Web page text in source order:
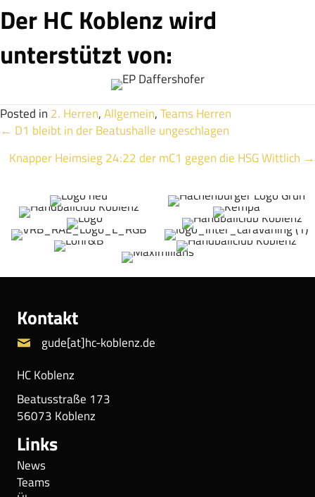
Der HC Koblenz wird
unterstützt von:
Posted in 2. Herren,Allgemein,Teams Herren
Posts
navigation
← D1 bleibt in der Beatushalle ungeschlagen
Knapper Heimsieg 24:22 der mC1 gegen die HSG Wittlich →
Kontakt
gude[at]hc-koblenz.de
HC Koblenz
Beatusstraße 173
56073 Koblenz
Links
News
Teams